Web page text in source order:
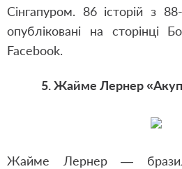
Сінгапуром. 86 історій з
опубліковані на сторінці
Facebook.
5. Жайме Лернер
Жайме Лернер —